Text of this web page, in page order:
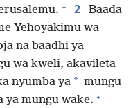
+ 2
Baada
Yehoyakimu wa
na baadhi ya
wa kweli, akavileta
nyumba ya * mungu
ya mungu wake. +